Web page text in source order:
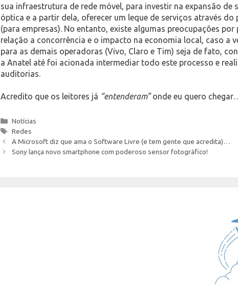
sua infraestrutura de rede móvel, para investir na expansão de
óptica e a partir dela, oferecer um leque de serviços através
(para empresas). No entanto, existe algumas preocupações
relação a concorrência e o impacto na economia local, caso a
para as demais operadoras (Vivo, Claro e Tim) seja de fato,
a Anatel até foi acionada intermediar todo este processo e
auditorias.
Acredito que os leitores já “entenderam”onde eu quero
Categories
Notícias
Tags
Redes
A Microsoft diz que ama o Software Livre (e tem gente que acredita)…
Sony lança novo smartphone com poderoso sensor fotográfico!